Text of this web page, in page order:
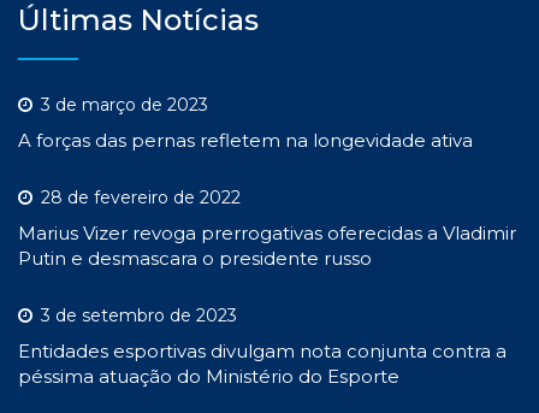
Últimas Notícias
3 de março de 2023
A forças das pernas refletem na longevidade ativa
28 de fevereiro de 2022
Marius Vizer revoga prerrogativas oferecidas a Vladimir
Putin e desmascara o presidente russo
3 de setembro de 2023
Entidades esportivas divulgam nota conjunta contra a
péssima atuação do Ministério do Esporte